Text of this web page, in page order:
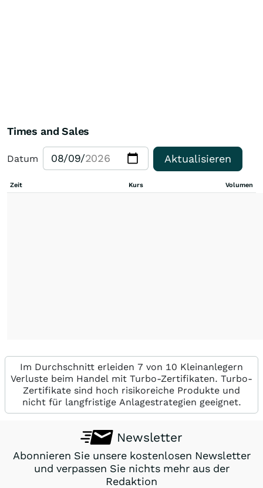
Times and Sales
Datum Aktualisieren
Zeit Kurs Volumen
Im Durchschnitt erleiden 7 von 10 Kleinanlegern
Verluste beim Handel mit Turbo-Zertifikaten. Turbo-
Zertifikate sind hoch risikoreiche Produkte und
nicht für langfristige Anlagestrategien geeignet.
Newsletter
Abonnieren Sie unsere kostenlosen Newsletter
und verpassen Sie nichts mehr aus der
Redaktion